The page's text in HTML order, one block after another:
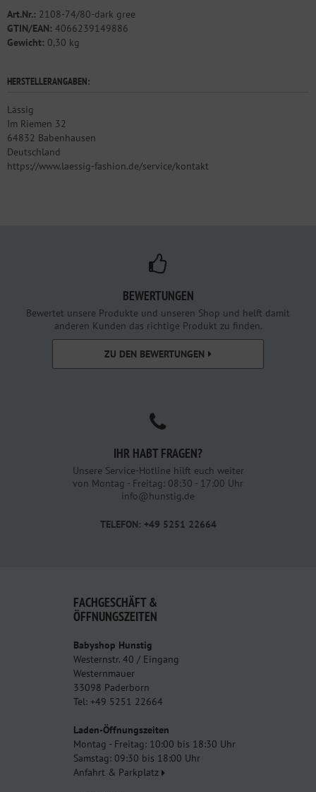
Art.Nr.: 2108-74/80-dark gree
GTIN/EAN: 4066239149886
Gewicht: 0,30 kg
HERSTELLERANGABEN:
Lässig
Im Riemen 32
64832 Babenhausen
Deutschland
https://www.laessig-fashion.de/service/kontakt
BEWERTUNGEN
Bewertet unsere Produkte und unseren Shop und helft damit
anderen Kunden das richtige Produkt zu finden.
ZU DEN BEWERTUNGEN
IHR HABT FRAGEN?
Unsere Service-Hotline hilft euch weiter
von Montag - Freitag: 08:30 - 17:00 Uhr
info@hunstig.de
TELEFON: +49 5251 22664
FACHGESCHÄFT &
ÖFFNUNGSZEITEN
Babyshop Hunstig
Westernstr. 40 / Eingang
Westernmauer
33098 Paderborn
Tel: +49 5251 22664
Laden-Öffnungszeiten
Montag - Freitag: 10:00 bis 18:30 Uhr
Samstag: 09:30 bis 18:00 Uhr
Anfahrt & Parkplatz